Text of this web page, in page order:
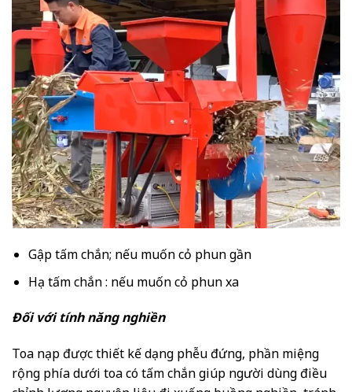
Gập tấm chắn; nếu muốn cỏ phun gần
Hạ tấm chắn : nếu muốn cỏ phun xa
Đối với tính năng nghiền
Toa nạp được thiết kế dạng phễu đứng, phần miệng
rộng phía dưới toa có tấm chắn giúp người dùng điều